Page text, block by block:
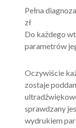
Pełna
zł
Do każdego
parametrów
Oczywiście
zostaje
sprawdzany
wydrukiem